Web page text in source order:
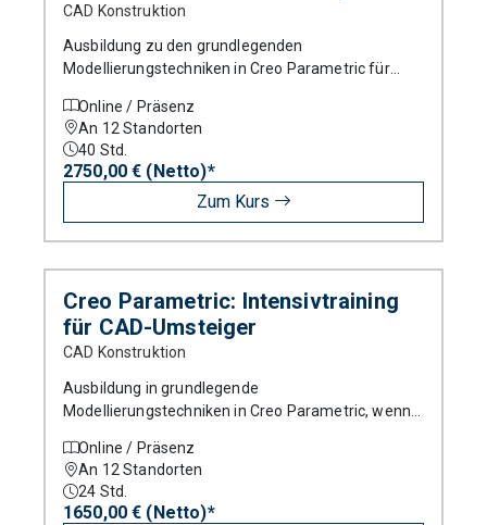
Kursart
Standort
CAD Konstruktion
Ausbildung zu den grundlegenden
Modellierungstechniken in Creo Parametric für
Online / Präsenz
An 12 Standorten
40 Std.
2750,00 € (Netto)*
Zum Kurs
Creo Parametric: Intensivtraining
für CAD-Umsteiger
CAD Konstruktion
Ausbildung in grundlegende
Modellierungstechniken in Creo Parametric, wenn
vorhanden sind.
Online / Präsenz
An 12 Standorten
24 Std.
1650,00 € (Netto)*